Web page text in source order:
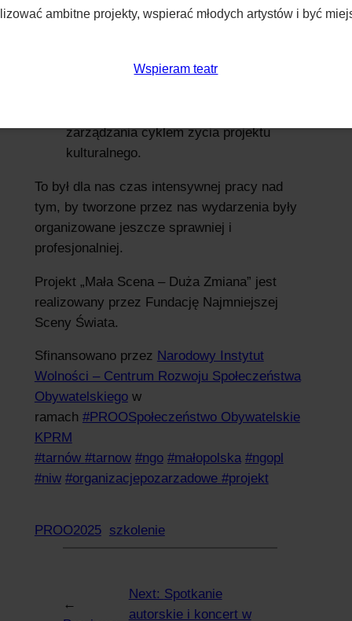
sprawnej koordynacji działań
zarządzania cyklem życia projektu
kulturalnego.
To był dla nas czas intensywnej pracy nad
tym, by tworzone przez nas wydarzenia były
organizowane jeszcze sprawniej i
profesjonalniej.
Projekt „Mała Scena – Duża Zmiana” jest
realizowany przez Fundację Najmniejszej
Sceny Świata.
Sfinansowano przez Narodowy Instytut
Wolności – Centrum Rozwoju Społeczeństwa
Obywatelskiegow
ramach #PROOSpołeczeństwo Obywatelskie
KPRM
#tarnów #tarnow #ngo #małopolska #ngopl
#niw #organizacjepozarzadowe #projekt
PROO2025 szkolenie
←
Next: Spotkanie
autorskie i koncert w
ambitne projekty, wspierać młodych artystów i być
Wspieram teatr